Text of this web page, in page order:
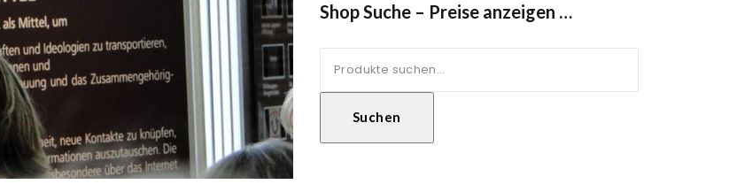
Shop Suche – Preise anzeigen …
Suche
nach:
Suchen